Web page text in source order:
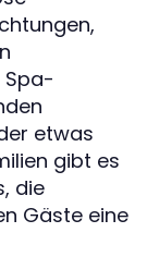
Spa-
etwas
gibt es
die
Gäste eine